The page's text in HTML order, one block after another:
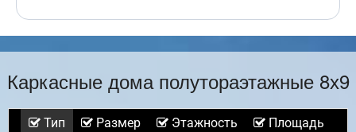
Каркасные дома полутораэтажные 8х9
Тип Размер Этажность
Площадь